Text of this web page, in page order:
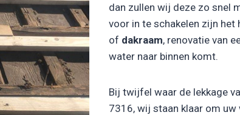
dan zullen wij deze zo snel
voor in te schakelen zijn het
of dakraam, renovatie van
water naar binnen komt.
Bij twijfel waar de lekkage
7316, wij staan klaar om